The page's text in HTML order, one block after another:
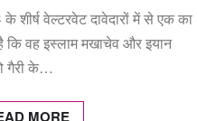
शीर्ष वेल्टरवेट दावेदारों में से एक का
कि वह इस्लाम मखाचेव और इयान
गैरी के…
MORE